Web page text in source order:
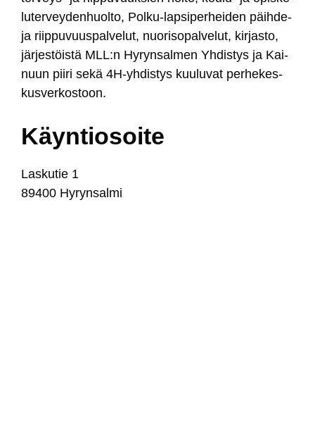
lu­ter­vey­den­huol­to, Pol­ku-lap­si­per­hei­den päih­de-
ja riip­pu­vuus­pal­ve­lut, nuo­ri­so­pal­ve­lut, kir­jas­to,
jär­jes­töis­tä MLL:n Hy­ryn­sal­men Yh­dis­tys ja Kai­
nuun pii­ri se­kä 4H-yh­dis­tys kuu­lu­vat per­he­kes­
kus­ver­kos­toon.
Käyn­tio­soi­te
Las­ku­tie 1
89400 Hy­ryn­sal­mi